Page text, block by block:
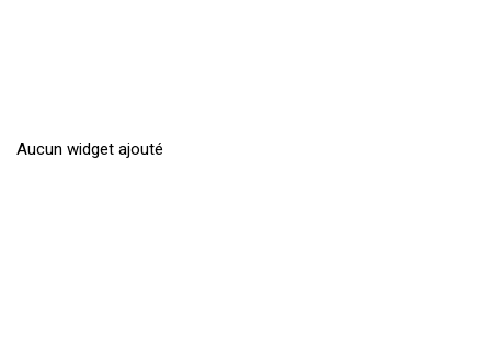
Aucun widget ajouté